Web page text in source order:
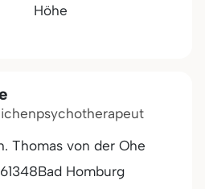
Höhe
Thomas von der Ohe
61348Bad Homburg